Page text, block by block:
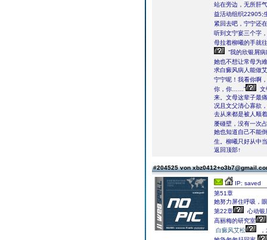
站在旁边，无所肝
益活动组织22905;
紧回去吧，宁宁还
听到文宁宴三个字
母拉着柳曦的手就
“我的欣银屑
她也不想让常母为
求白癜风病人能做
宁宁呢！我看你啊
你，你……”
文
来。文母这辈子最
况且文父清心寡欲
去从来都是被人顺
屡碰壁，没有一次
她也知道自己不能
生。柳曦只好从中
返回顶部↑
#204525 von
IP: saved
第51章
她努力屏住呼吸，
第22章
心动银
高丽梅的研究室
白癜风艾松